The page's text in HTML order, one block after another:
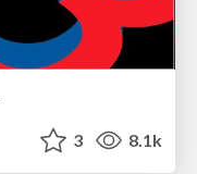
3 8.1k